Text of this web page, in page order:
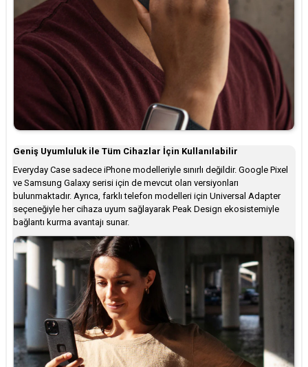
Geniş Uyumluluk ile Tüm Cihazlar İçin Kullanılabilir
Everyday Case sadece iPhone modelleriyle sınırlı değildir. Google Pixel
ve Samsung Galaxy serisi için de mevcut olan versiyonları
bulunmaktadır. Ayrıca, farklı telefon modelleri için Universal Adapter
seçeneğiyle her cihaza uyum sağlayarak Peak Design ekosistemiyle
bağlantı kurma avantajı sunar.